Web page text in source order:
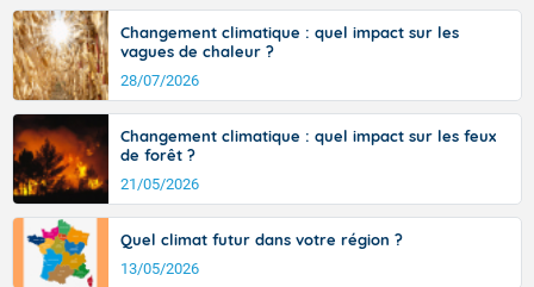
Changement climatique : quel impact sur les
vagues de chaleur ?
28/07/2026
Changement climatique : quel impact sur les feux
de forêt ?
21/05/2026
Quel climat futur dans votre région ?
13/05/2026